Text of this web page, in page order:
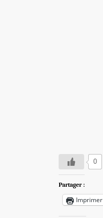
0
Partager :
Imprimer